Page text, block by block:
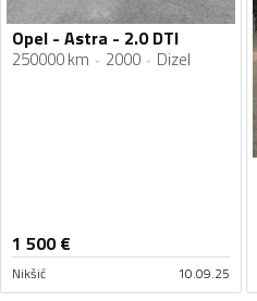
Opel - Astra - 2.0 DTI
250000 km 2000 Dizel
1 500€
Nikšić 10.09.25